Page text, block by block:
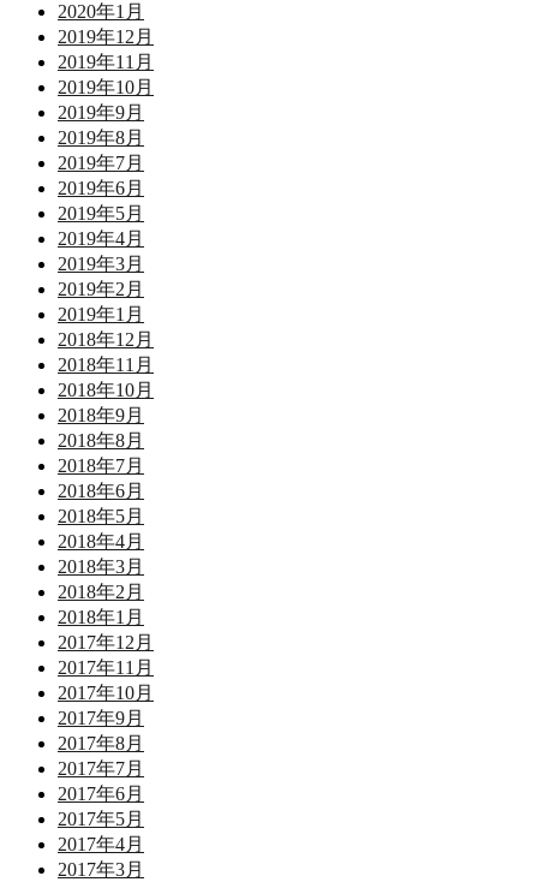
2020年1月
2019年12月
2019年11月
2019年10月
2019年9月
2019年8月
2019年7月
2019年6月
2019年5月
2019年4月
2019年3月
2019年2月
2019年1月
2018年12月
2018年11月
2018年10月
2018年9月
2018年8月
2018年7月
2018年6月
2018年5月
2018年4月
2018年3月
2018年2月
2018年1月
2017年12月
2017年11月
2017年10月
2017年9月
2017年8月
2017年7月
2017年6月
2017年5月
2017年4月
2017年3月